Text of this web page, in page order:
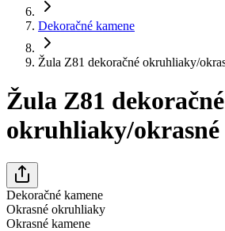
Dekoračné kamene
Žula Z81 dekoračné okruhliaky/
Žula Z81 dekoračné
okruhliaky/okrasné
Dekoračné kamene
Okrasné okruhliaky
Okrasné kamene